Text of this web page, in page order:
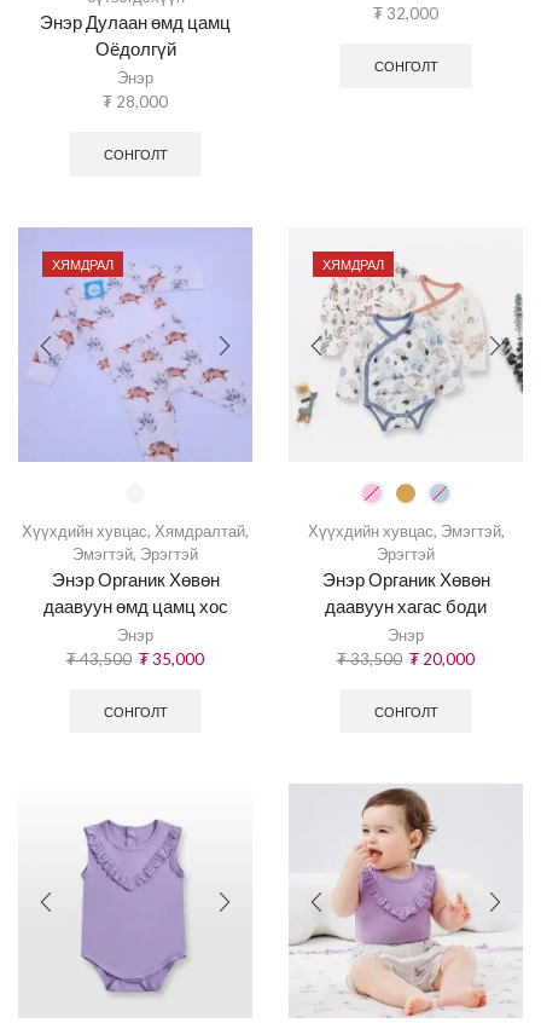
Энэр Дулаан өмд цамц
Оёдолгүй
Энэр
₮ 28,000
СОНГОЛТ
₮ 32,000
СОНГОЛТ
ХЯМДРАЛ
Хүүхдийн хувцас, Хямдралтай,
Эмэгтэй, Эрэгтэй
Энэр Органик Хөвөн
даавуун өмд цамц хос
Энэр
₮43,500 ₮35,000
СОНГОЛТ
ХЯМДРАЛ
Хүүхдийн хувцас, Эмэгтэй,
Эрэгтэй
Энэр Органик Хөвөн
даавуун хагас боди
Энэр
₮33,500 ₮ 20,000
СОНГОЛТ